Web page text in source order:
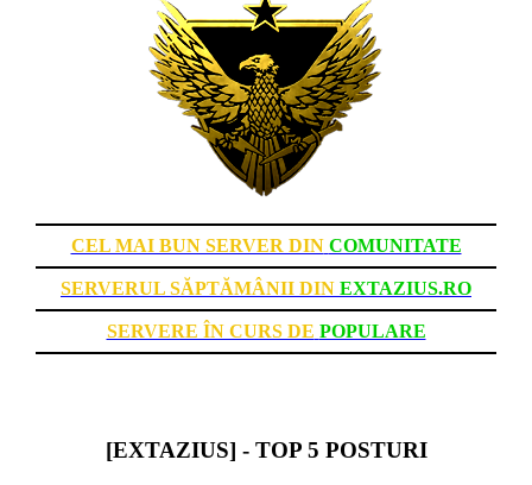
CEL MAI BUN SERVER DIN COMUNITATE
SERVERUL SĂPTĂMÂNII DIN EXTAZIUS.RO
SERVERE ÎN CURS DE POPULARE
[EXTAZIUS] - TOP 5 POSTURI